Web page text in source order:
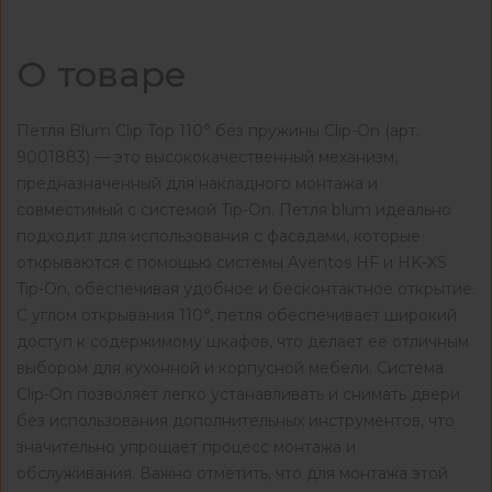
О товаре
Петля Blum Clip Top 110° без пружины Clip-On (арт.
9001883) — это высококачественный механизм,
предназначенный для накладного монтажа и
совместимый с системой Tip-On. Петля blum идеально
подходит для использования с фасадами, которые
открываются с помощью системы Aventos HF и HK-XS
Tip-On, обеспечивая удобное и бесконтактное открытие.
С углом открывания 110°, петля обеспечивает широкий
доступ к содержимому шкафов, что делает ее отличным
выбором для кухонной и корпусной мебели. Система
Clip-On позволяет легко устанавливать и снимать двери
без использования дополнительных инструментов, что
значительно упрощает процесс монтажа и
обслуживания. Важно отметить, что для монтажа этой